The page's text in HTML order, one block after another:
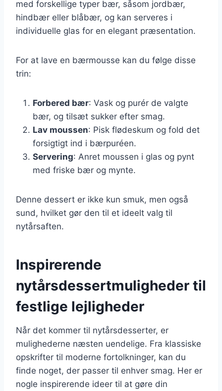
med forskellige typer bær, såsom jordbær,
hindbær eller blåbær, og kan serveres i
individuelle glas for en elegant præsentation.
For at lave en bærmousse kan du følge disse
trin:
Forbered bær: Vask og purér de valgte
bær, og tilsæt sukker efter smag.
Lav moussen: Pisk flødeskum og fold det
forsigtigt ind i bærpuréen.
Servering: Anret moussen i glas og pynt
med friske bær og mynte.
Denne dessert er ikke kun smuk, men også
sund, hvilket gør den til et ideelt valg til
nytårsaften.
Inspirerende
nytårsdessertmuligheder til
festlige lejligheder
Når det kommer til nytårsdesserter, er
mulighederne næsten uendelige. Fra klassiske
opskrifter til moderne fortolkninger, kan du
finde noget, der passer til enhver smag. Her er
nogle inspirerende ideer til at gøre din